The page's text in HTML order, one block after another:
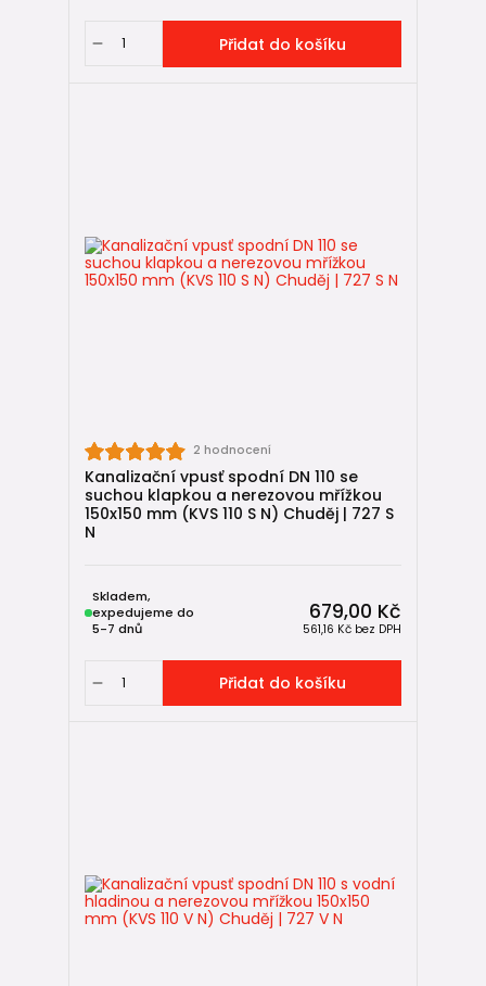
Přidat do košíku
2 hodnocení
Kanalizační vpusť spodní DN 110 se
suchou klapkou a nerezovou mřížkou
150x150 mm (KVS 110 S N) Chuděj | 727 S
N
679,00 Kč
561,16 Kč bez DPH
Skladem,
expedujeme do
5-7 dnů
Přidat do košíku